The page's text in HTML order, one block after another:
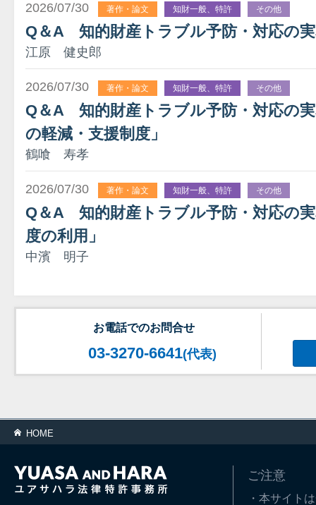
2026/07/30 著作・論文 知財一般、特許 その他
Q＆A 知的財産トラブル予防・対応の
江原 健史郎
2026/07/30 著作・論文 知財一般、特許 その他
Q＆A 知的財産トラブル予防・対応の
の軽減・支援制度」
鶴喰 寿孝
2026/07/30 著作・論文 知財一般、特許 その他
Q＆A 知的財産トラブル予防・対応の
度の利用」
中濱 明子
お電話でのお問合せ
03-3270-6641(代表)
HOME
ご注意
・本サイト